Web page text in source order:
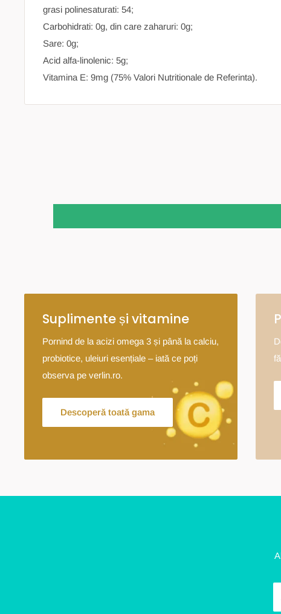
grasi polinesaturati: 54;
Carbohidrati: 0g, din care zaharuri: 0g;
Sare: 0g;
Acid alfa-linolenic: 5g;
Vitamina E: 9mg (75% Valori Nutritionale de Referinta).
Suplimente și vitamine
Pornind de la acizi omega 3 și până la calciu,
probiotice, uleiuri esențiale – iată ce poți
observa pe verlin.ro.
Descoperă toată gama